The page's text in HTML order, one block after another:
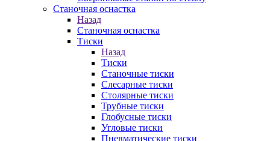
Станочная оснастка
Назад
Станочная оснастка
Тиски
Назад
Тиски
Станочные тиски
Слесарные тиски
Столярные тиски
Трубные тиски
Глобусные тиски
Угловые тиски
Пневматические тиски